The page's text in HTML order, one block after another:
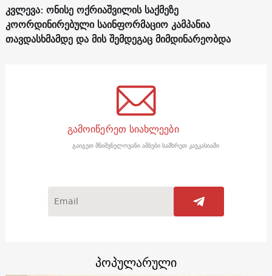
კვლევა: ონისე ოქრიაშვილის საქმეზე
კოორდინირებული საინფორმაციო კამპანია
თავდასხმამდე და მის შემდეგაც მიმდინარეობდა
გამოიწერეთ სიახლეები
გაიგეთ მნიშვნელოვანი ამბები სამხრეთ კავკასიაში
პოპულარული